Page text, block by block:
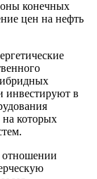
конечных
цен на нефть
инвестируют в
на которых
отношении